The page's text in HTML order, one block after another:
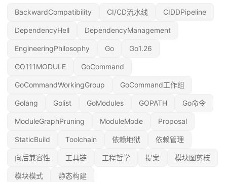
BackwardCompatibility CI/CD流水线 CIDDPipeline
DependencyHell DependencyManagement
EngineeringPhilosophy Go Go1.26
GO111MODULE GoCommand
GoCommandWorkingGroup GoCommand工作组
Golang Golist GoModules GOPATH Go命令
ModuleGraphPruning ModuleMode Proposal
StaticBuild Toolchain 依赖地狱 依赖管理
向后兼容性 工具链 工程哲学 提案 模块图剪枝
模块模式 静态构建